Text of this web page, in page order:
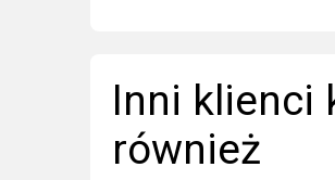
Inni klienci
również